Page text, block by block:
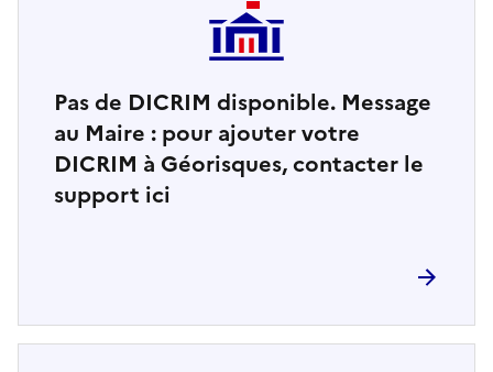
Pas de DICRIM disponible. Message
au Maire : pour ajouter votre
DICRIM à Géorisques, contacter le
support ici